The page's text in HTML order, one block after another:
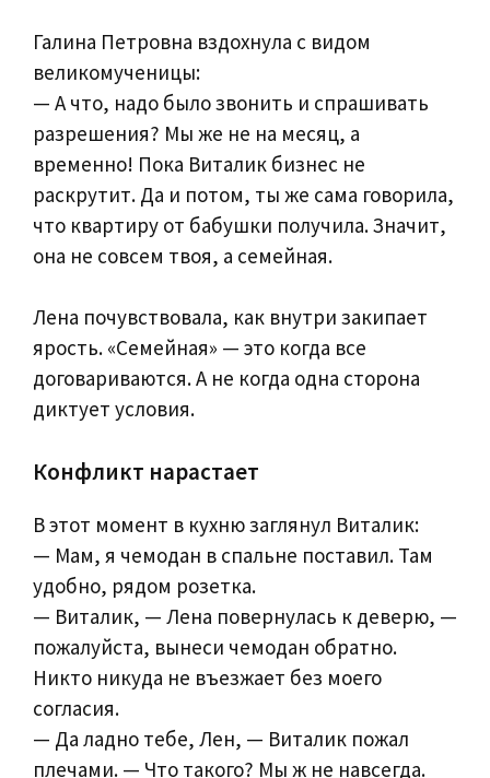
Галина Петровна вздохнула с видом
великомученицы:
— А что, надо было звонить и спрашивать
разрешения? Мы же не на месяц, а
временно! Пока Виталик бизнес не
раскрутит. Да и потом, ты же сама говорила,
что квартиру от бабушки получила. Значит,
она не совсем твоя, а семейная.
Лена почувствовала, как внутри закипает
ярость. «Семейная» — это когда все
договариваются. А не когда одна сторона
диктует условия.
Конфликт нарастает
В этот момент в кухню заглянул Виталик:
— Мам, я чемодан в спальне поставил. Там
удобно, рядом розетка.
— Виталик, — Лена повернулась к деверю, —
пожалуйста, вынеси чемодан обратно.
Никто никуда не въезжает без моего
согласия.
— Да ладно тебе, Лен, — Виталик пожал
плечами. — Что такого? Мы ж не навсегда.